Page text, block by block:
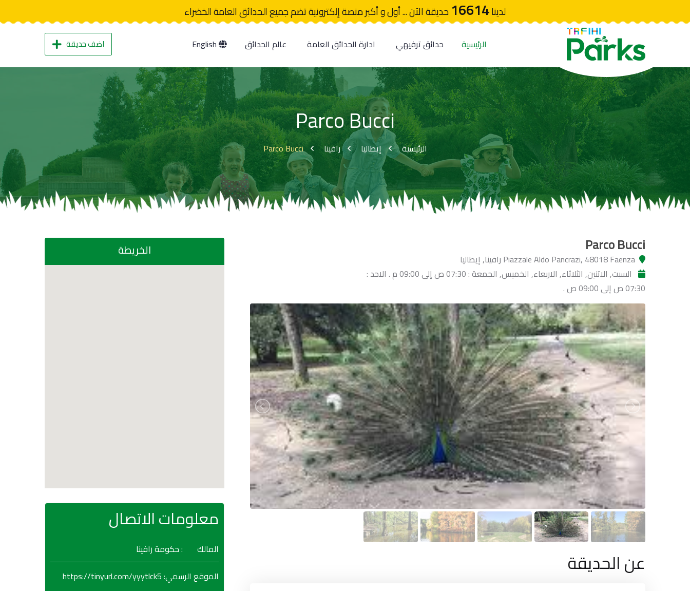
لدينا16614حديقة الآن ... أول و أكبر منصة إلكترونية تضم جميع الحدائق العامة الخضراء
الرئيسية حدائق ترفيهي ادارة الحدائق العامة عالم الحدائق اضف حديقة
Parco Bucci
الرئيسية إيطاليا رافينا Parco Bucci
Parco Bucci
Piazzale Aldo Pancrazi, 48018 Faenza رافينا, إيطاليا
السبت, الاتنين, الثلاثاء, الاربعاء, الخميس, الجمعة : 07:30 ص إلى 09:00 م . الاحد :
07:30 ص إلى 09:00 ص .
عن الحديقة
الخريطة
معلومات الاتصال
المالك
: حكومة رافينا
الموقع الرسمي:
https://tinyurl.com/yyytlck5